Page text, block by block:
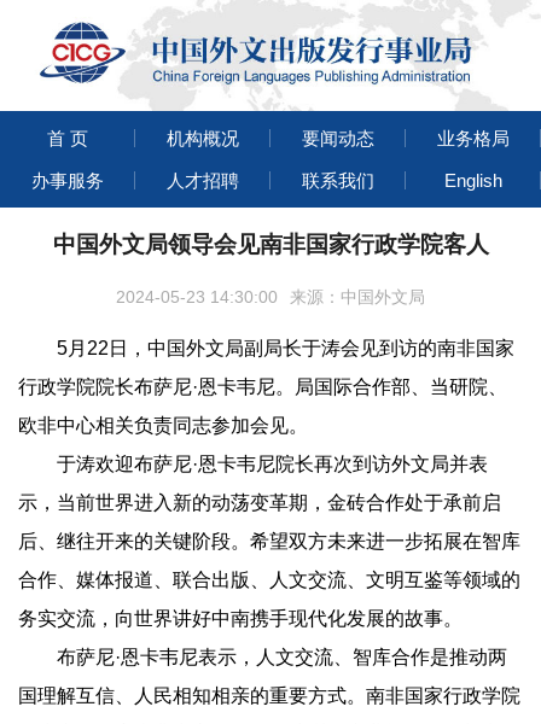
首 页 机构概况 要闻动态 业务格局
办事服务 人才招聘 联系我们 English
中国外文局领导会见南非国家行政学院客人
2024-05-23 14:30:00 来源：中国外文局
5月22日，中国外文局副局长于涛会见到访的南非国家
行政学院院长布萨尼·恩卡韦尼。局国际合作部、当研院、
欧非中心相关负责同志参加会见。
于涛欢迎布萨尼·恩卡韦尼院长再次到访外文局并表
示，当前世界进入新的动荡变革期，金砖合作处于承前启
后、继往开来的关键阶段。希望双方未来进一步拓展在智库
合作、媒体报道、联合出版、人文交流、文明互鉴等领域的
务实交流，向世界讲好中南携手现代化发展的故事。
布萨尼·恩卡韦尼表示，人文交流、智库合作是推动两
国理解互信、人民相知相亲的重要方式。南非国家行政学院